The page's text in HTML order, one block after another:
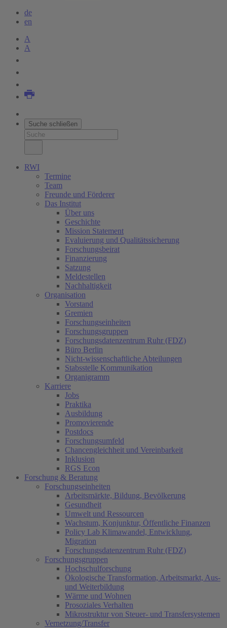
de
en
A
A
Suche schließen
RWI
Termine
Team
Freunde und Förderer
Das Institut
Über uns
Geschichte
Mission Statement
Evaluierung und Qualitätssicherung
Forschungsbeirat
Finanzierung
Satzung
Meldestellen
Nachhaltigkeit
Organisation
Vorstand
Gremien
Forschungseinheiten
Forschungsgruppen
Forschungsdatenzentrum Ruhr (FDZ)
Büro Berlin
Nicht-wissenschaftliche Abteilungen
Stabsstelle Kommunikation
Organigramm
Karriere
Jobs
Praktika
Ausbildung
Promovierende
Postdocs
Forschungsumfeld
Chancengleichheit und Vereinbarkeit
Inklusion
RGS Econ
Forschung & Beratung
Forschungseinheiten
Arbeitsmärkte, Bildung, Bevölkerung
Gesundheit
Umwelt und Ressourcen
Wachstum, Konjunktur, Öffentliche Finanzen
Policy Lab Klimawandel, Entwicklung,
Migration
Forschungsdatenzentrum Ruhr (FDZ)
Forschungsgruppen
Hochschulforschung
Ökologische Transformation, Arbeitsmarkt, Aus-
und Weiterbildung
Wärme und Wohnen
Prosoziales Verhalten
Mikrostruktur von Steuer- und Transfersystemen
Vernetzung/Transfer